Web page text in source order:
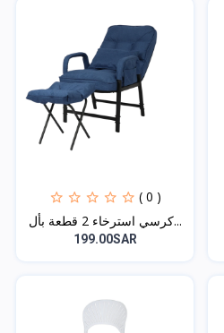
( 0 )
كرسي استرخاء 2 قطعة بأل...
199.00SAR